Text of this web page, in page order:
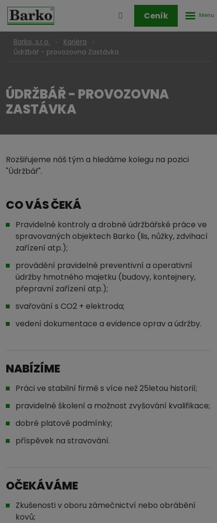
Přihlášení
Ceník
Barko, s.r.o.
Kariéra
Údržbář - provozovna Zastávka
ÚDRŽBÁŘ - PROVOZOVNA
ZASTÁVKA
Rozšiřujeme náš tým a hledáme kolegu na pozici
"Údržbář".
CO VÁS ČEKÁ
Pravidelné kontroly a drobné údržbářské práce ve
spravovaných objektech Barko (lis, nůžky, zdvihací
zařízení atp.);
provádění pravidelné preventivní a operativní
údržby hmotného majetku (budovy, kontejnery,
přepravní zařízení atp.);
svařování s CO2 + elektroda;
vedení dokumentace a evidence oprav a údržby.
NABÍZÍME
Práci ve stabilní firmě s více než 25letou historií;
pravidelné školení a možnost zvyšování kvalifikace;
dobré platové podmínky;
příspěvek na stravování.
OČEKÁVÁME
Zkušenosti v oboru zámečnictví nebo obrábění
kovů;